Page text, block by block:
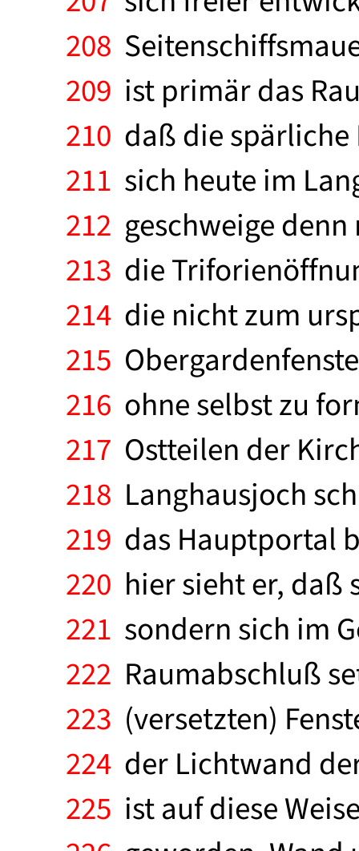
208
209 ist primär das
210 daß die
211 sich heute im
212 geschweige
213 die
214 die nicht zum
215
216 ohne selbst zu
217 Ostteilen der
218 Langhausjoch
219 das Hauptportal
220 hier sieht er, daß
221 sondern sich im
222 Raumabschluß
223 (versetzten)
224 der Lichtwand
225 ist auf diese